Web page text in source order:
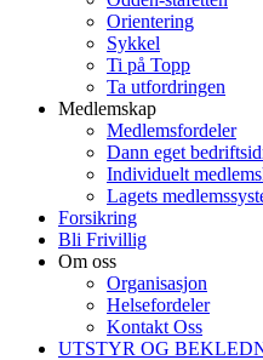
Orientering
Sykkel
Ti på Topp
Ta utfordringen
Medlemskap
Medlemsfordeler
Dann eget
Individuelt
Lagets
Forsikring
Bli Frivillig
Om oss
Organisasjon
Helsefordeler
Kontakt Oss
UTSTYR OG